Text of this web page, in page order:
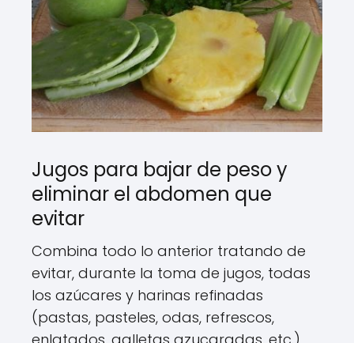
Jugos para bajar de peso y
eliminar el abdomen que
evitar
Combina todo lo anterior tratando de
evitar, durante la toma de jugos, todas
los azúcares y harinas refinadas
(pastas, pasteles, odas, refrescos,